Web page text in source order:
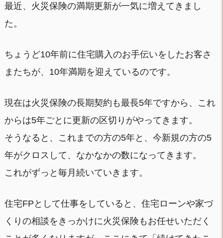
最近、火災保険の満期更新が一気に増えてきまし
た。
ちょうど10年前に住宅購入のお手伝いをしたお客さ
またちが、10年満期を迎えているのです。
現在は火災保険の長期契約も最長5年ですから、これ
からは5年ごとに更新の区切りがやってきます。
そうなると、これまでの方の5年と、今新規の方の5
年がクロスして、なかなかの数になってきます。
これがずっと毎月続いていきます。
住宅FPとして仕事をしていると、住宅ローンや家づ
くりの相談をきっかけに火災保険もお任せいただく